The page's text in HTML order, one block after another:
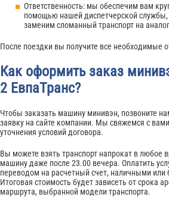
Ответственность: мы обеспечим вам
помощью нашей диспетчерской
заменим сломанный транспорт на
После поездки вы получите все необходимые
Как оформить заказ
2 ЕвпаТранс?
Чтобы заказать машину минивэн, позвоните
заявку на сайте компании. Мы свяжемся с
уточнения условий договора.
Вы можете взять транспорт напрокат в любое
машину даже после 23.00 вечера. Оплатить
переводом на расчетный счет, наличными или
Итоговая стоимость будет зависеть от срока
маршрута, выбранной модели транспорта.